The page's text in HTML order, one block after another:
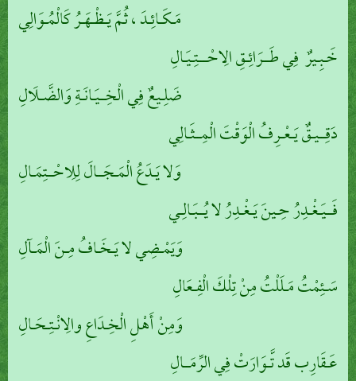
مَـكَـائِـدَ ، ثُمَّ يَـظْـهَـرُ كَالْمُـوَالِي
خَـبِـيرٌ فِي طَــرَائِـقِ الِاحْـــتِـيَـالِ
ضَلِـيعٌ فِي الْخِــيَـانَـةِ وَالضَّـلَالِ
دَقِــيـقٌ يَـعْـرِفُ الْوَقْتَ الْمِــثَـالِي
وَلا يَـدَعُ الْمَـجَــالَ لِلِاحْــتِمَـالِ
فَــيَـغْـدِرُ حِـينَ يَـغْـدِرُ لا يُــبَـالِـي
وَيَمْـضِي لا يَـخَـافُ مِـنَ الْمَـآلِ
سَـئِمْتُ مَـلَلْتُ مِنْ تِلْكَ الْفِـعَالِ
وَمِنْ أَهْلِ الْخِـدَاعِ والِانْـتِـحَـالِ
عَـقَارِب قَد تَّـوَارَتْ فِي الرِّمَــالِ